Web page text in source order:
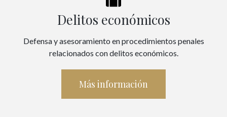
Delitos económicos
Defensa y asesoramiento en procedimientos penales
relacionados con delitos económicos.
Más información